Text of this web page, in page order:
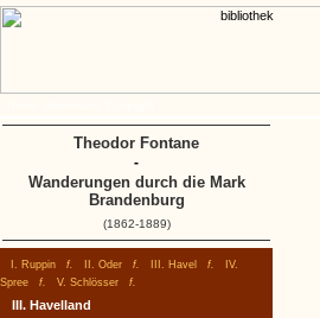
I. Ruppin f. II. Oder f. III. Havel f.
IV.
Spree
f. V. Schlösser f.
III. Havelland
Theodor Fontane
-
Wanderungen durch die Mark
Brandenburg
(1862-1889)